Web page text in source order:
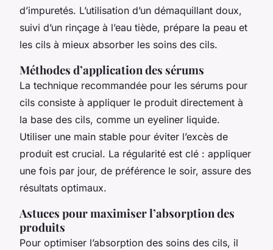
d’impuretés. L’utilisation d’un démaquillant doux,
suivi d’un rinçage à l’eau tiède, prépare la peau et
les cils à mieux absorber les soins des cils.
Méthodes d’application des sérums
La technique recommandée pour les sérums pour
cils consiste à appliquer le produit directement à
la base des cils, comme un eyeliner liquide.
Utiliser une main stable pour éviter l’excès de
produit est crucial. La régularité est clé : appliquer
une fois par jour, de préférence le soir, assure des
résultats optimaux.
Astuces pour maximiser l’absorption des
produits
Pour optimiser l’absorption des soins des cils, il